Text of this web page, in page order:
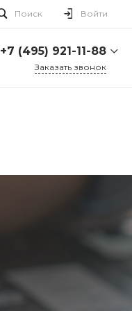
Поиск Войти
+7 (495) 921-11-88
Заказать звонок